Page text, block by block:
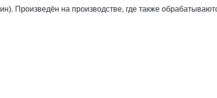
Произведён на производстве, где также